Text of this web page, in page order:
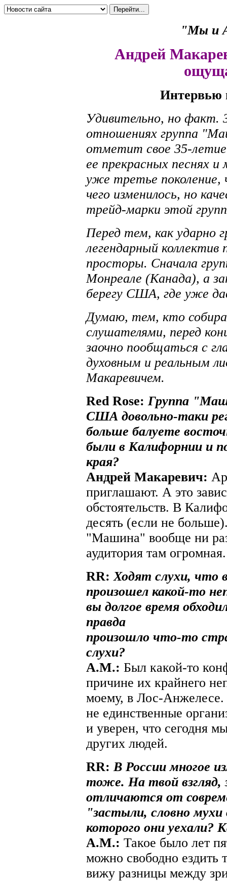
"Мы и
Андрей
Интервью
Удивительно, но факт.
отношениях группа
отметит свое 35-
ее прекрасных песнях
уже третье поколение,
чего изменилось, но
трейд-марки этой
Перед тем, как ударно
легендарный
просторы. Сначала
Монреале (Канада), а
берегу США, где уже
Думаю, тем, кто
слушателями, перед
заочно пообщаться с
духовным и реальным
Макаревичем.
Red Rose: Группа
США довольно-таки
больше балуете
были в Калифорнии и
края?
Aндрей Макаревич:
приглашают. А это
обстоятельств. В
десять (если не
"Машина" вообще ни
аудитория там огромная.
RR: Ходят слухи, что
произошел какой-то
вы долгое время
правда
произошло что-то
слухи?
A.М.: Был какой-то
причине их крайнего
моему, в Лос-
не единственные
и уверен, что сегодня
других людей.
RR:В России многое
тоже. На твой взгляд,
отличаются от
"застыли, словно
которого они уехали?
A.М.: Такое было лет
можно свободно ездить
вижу разницы между